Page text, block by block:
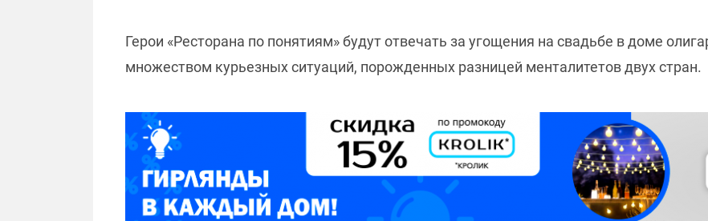
Герои «Ресторана по понятиям» будут отвечать за угощения на свадьбе в доме
множеством курьезных ситуаций, порожденных разницей менталитетов двух стран.